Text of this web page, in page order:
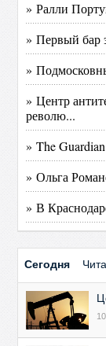
» Ралли
» Первый бар
»
» Центр
револю...
» The
» Ольга
» В
Сегодня